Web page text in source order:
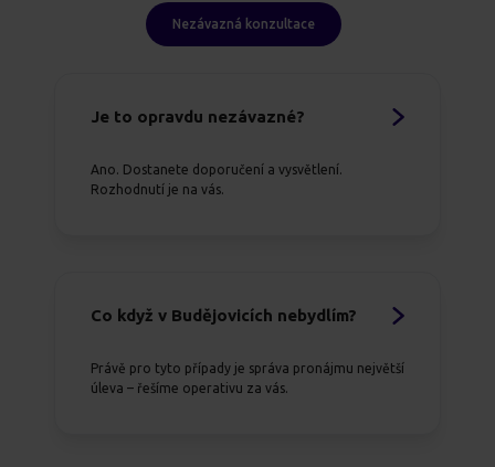
Nezávazná konzultace
Je to opravdu nezávazné?
Ano. Dostanete doporučení a vysvětlení.
Rozhodnutí je na vás.
Co když v Budějovicích nebydlím?
Právě pro tyto případy je správa pronájmu největší
úleva – řešíme operativu za vás.